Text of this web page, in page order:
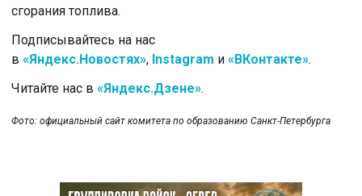
сгорания топлива.
Подписывайтесь на нас
в «Яндекс.Новостях», Instagram и «ВКонтакте».
Читайте нас в «Яндекс.Дзене».
Фото: официальный сайт комитета по образованию Санкт-Петербурга